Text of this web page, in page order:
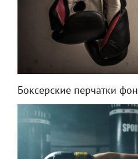
Боксерские перчатки фон